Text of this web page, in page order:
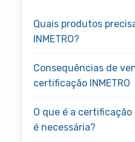
Quais produtos
INMETRO?
Consequências de
certificação INMETRO
O que é a certificação
é necessária?